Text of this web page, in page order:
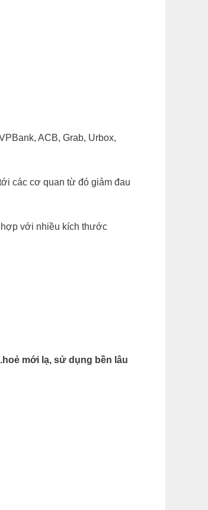
ACB, Grab, Urbox,
các cơ quan từ đó giảm đau
với nhiều kích thước
mới lạ, sử dụng bền lâu